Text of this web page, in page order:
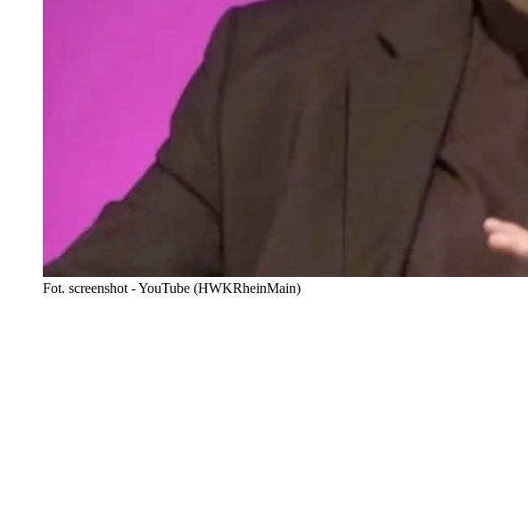
Fot. screenshot - YouTube (HWKRheinMain)